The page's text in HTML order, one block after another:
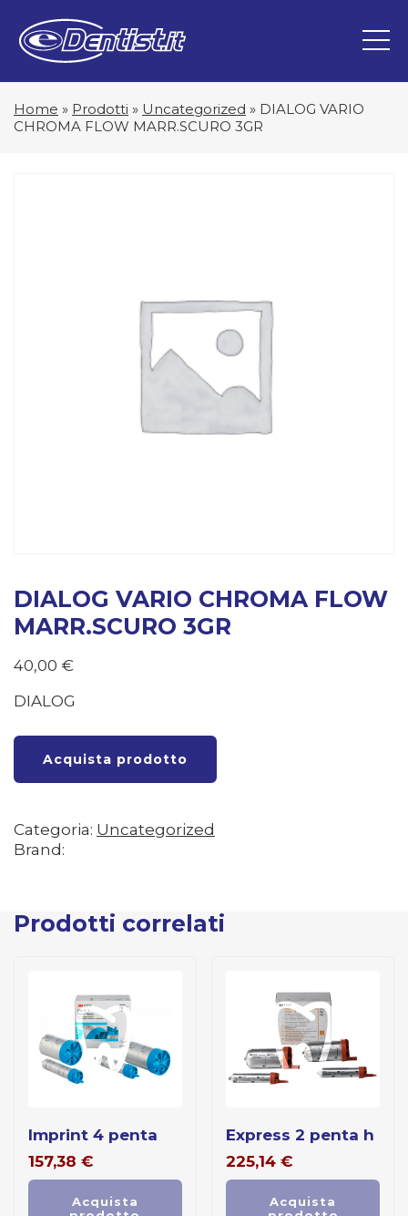
Home » Prodotti » Uncategorized » DIALOG VARIO
CHROMA FLOW MARR.SCURO 3GR
DIALOG VARIO CHROMA FLOW
MARR.SCURO 3GR
40,00 €
DIALOG
Acquista prodotto
Categoria: Uncategorized
Brand:
Prodotti correlati
imprint 4 penta
157,38 €
Acquista
express 2 penta h
225,14 €
Acquista